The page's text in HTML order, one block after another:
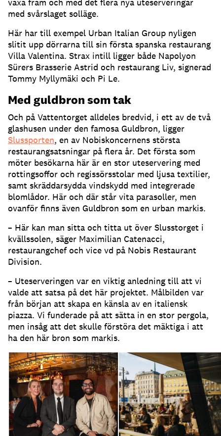
med svårslaget solläge.
Här har till exempel Urban Italian Group nyligen
slitit upp dörrarna till sin första spanska restaurang
Villa Valentina. Strax intill ligger både Napolyon
Sürers Brasserie Astrid och restaurang Liv, signerad
Tommy Myllymäki och Pi Le.
Med guldbron som tak
Och på Vattentorget alldeles bredvid, i ett av de två
glashusen under den famosa Guldbron, ligger
Slussporten, en av Nobiskoncernens största
restaurangsatsningar på flera år. Det första som
möter besökarna här är en stor uteservering med
rottingsoffor och regissörsstolar med ljusa textilier,
samt skräddarsydda vindskydd med integrerade
blomlådor. Här och där står vita parasoller, men
ovanför finns även Guldbron som en urban markis.
– Här kan man sitta och titta ut över Slusstorget i
kvällssolen, säger Maximilian Catenacci,
restaurangchef och vice vd på Nobis Restaurant
Division.
– Uteserveringen var en viktig anledning till att vi
valde att satsa på det här projektet. Målbilden var
från början att skapa en känsla av en italiensk
piazza. Vi funderade på att sätta in en stor pergola,
men insåg att det skulle förstöra det mäktiga i att
ha den här bron som markis.